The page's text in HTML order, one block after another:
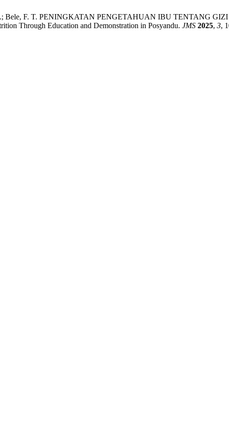
J.; Bele, F. T. PENINGKATAN PENGETAHUAN IBU TENTANG
Through Education and Demonstration in Posyandu. JMS 2025, 3,